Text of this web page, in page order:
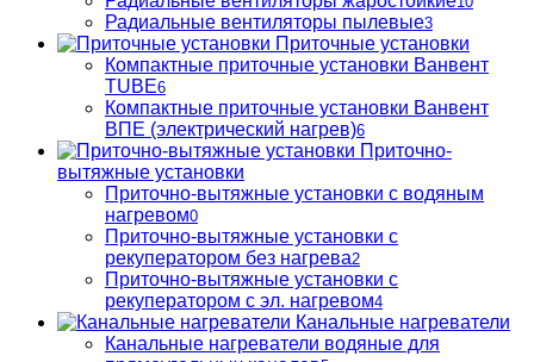
Радиальные вентиляторы пылевые3
Приточные установки
Компактные приточные установки Ванвент
TUBE6
Компактные приточные установки Ванвент
ВПЕ (электрический нагрев)6
Приточно-
вытяжные установки
Приточно-вытяжные установки с водяным
нагревом0
Приточно-вытяжные установки с
рекуператором без нагрева2
Приточно-вытяжные установки с
рекуператором с эл. нагревом4
Канальные нагреватели
Канальные нагреватели водяные для